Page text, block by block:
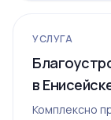
УСЛУГА
в
Комплексно